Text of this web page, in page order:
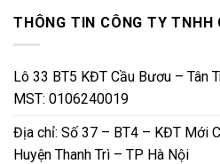
THÔNG TIN CÔNG TY TNHH
Lô 33 BT5 KĐT Cầu Bươu – Tân
MST: 0106240019
Địa chỉ: Số 37 – BT4 – KĐT Mới
Huyện Thanh Trì – TP Hà Nội